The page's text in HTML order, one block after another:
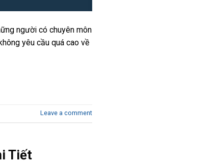
người có chuyên môn
yêu cầu quá cao về
Leave a comment
Tiết